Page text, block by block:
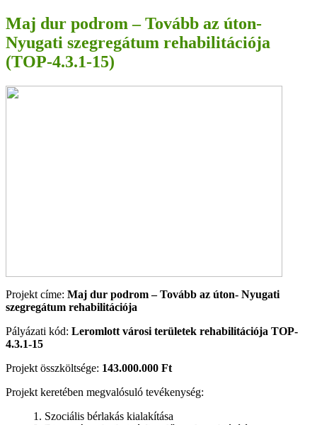
Maj dur podrom – Tovább az úton-
Nyugati szegregátum rehabilitációja
(TOP-4.3.1-15)
Projekt címe: Maj dur podrom – Tovább az úton- Nyugati
szegregátum rehabilitációja
Pályázati kód: Leromlott városi területek rehabilitációja TOP-
4.3.1-15
Projekt összköltsége: 143.000.000 Ft
Projekt keretében megvalósuló tevékenység:
Szociális bérlakás kialakítása